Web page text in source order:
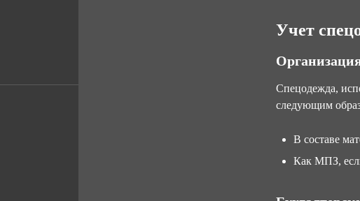
Учет
Спецодежда,
следующим
В составе
Как МПЗ,